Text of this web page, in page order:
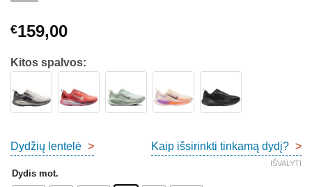
€159,00
Kitos spalvos:
Dydžių lentelė > Kaip išsirinkti tinkamą dydį? >
Dydis mot.
IŠVALYTI